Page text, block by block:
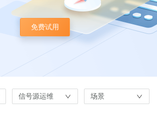
免费试用
信号源运维 场景